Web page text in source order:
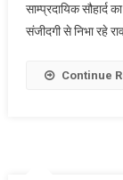
साम्प्रदायिक सौहार्द
संजीदगी से निभा रहे
Continue